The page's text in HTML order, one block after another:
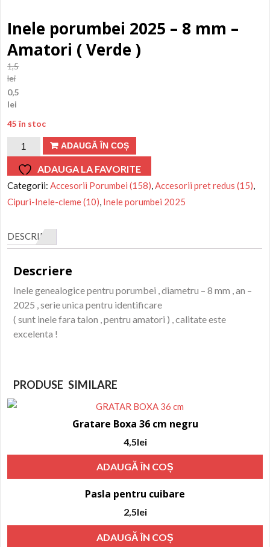
Inele porumbei 2025 – 8 mm –
Amatori ( Verde )
1,5
lei
Prețul
inițial
fost:
1,5lei.
0,5
lei
curent
este:
0,5lei.
45 în stoc
Cantitate
porumbei
2025
mm
Amatori
Verde
ADAUGĂ ÎN COȘ
ADAUGA LA FAVORITE
Categorii:Accesorii Porumbei (158),Accesorii pret redus (15),
Cipuri-Inele-cleme (10), Inele porumbei 2025
DESCRIERE
Descriere
Inele genealogice pentru porumbei , diametru – 8 mm , an –
2025 , serie unica pentru identificare
( sunt inele fara talon , pentru amatori ) , calitate este
excelenta !
PRODUSE SIMILARE
Gratare Boxa 36 cm negru
4,5lei
ADAUGĂ ÎN COȘ
Pasla pentru cuibare
2,5lei
ADAUGĂ ÎN COȘ